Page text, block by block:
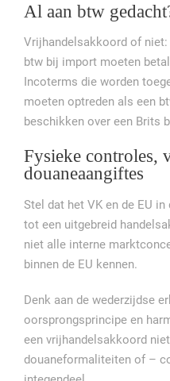
Al aan btw
Vrijhandelsakkoord of
btw bij import moeten
Incoterms die worden
moeten optreden als een
beschikken over een Brits
Fysieke controles,
douaneaangiftes
Stel dat het VK en de EU
tot een uitgebreid
niet alle interne
binnen de EU kennen.
Denk aan de wederzijdse
oorsprongsprincipe en
een vrijhandelsakkoord
douaneformaliteiten of –